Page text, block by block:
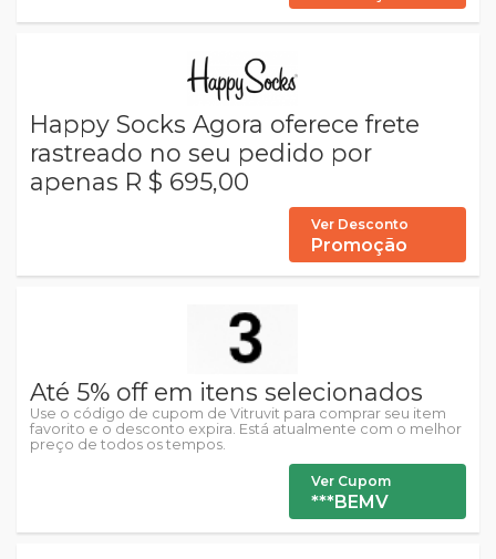
Happy Socks Agora oferece frete
rastreado no seu pedido por
apenas R $ 695,00
Ver Desconto
Promoção
Até 5% off em itens selecionados
Use o código de cupom de Vitruvit para comprar seu item
favorito e o desconto expira. Está atualmente com o melhor
preço de todos os tempos.
Ver Cupom
***BEMV